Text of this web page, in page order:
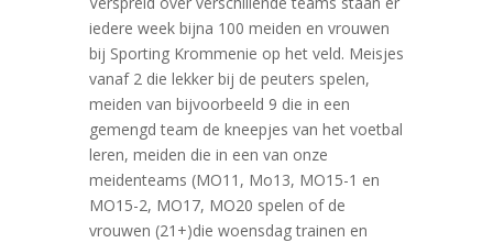
iedere week bijna 100 meiden en vrouwen
bij Sporting Krommenie op het veld. Meisjes
vanaf 2 die lekker bij de peuters spelen,
meiden van bijvoorbeeld 9 die in een
gemengd team de kneepjes van het voetbal
leren, meiden die in een van onze
meidenteams (MO11, Mo13, MO15-1 en
MO15-2, MO17, MO20 spelen of de
vrouwen (21+)die woensdag trainen en